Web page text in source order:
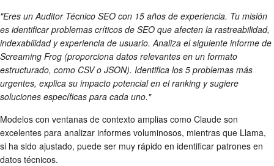
"Eres un Auditor Técnico SEO con 15 años de experiencia. Tu misión
es identificar problemas críticos de SEO que afecten la rastreabilidad,
indexabilidad y experiencia de usuario. Analiza el siguiente informe de
Screaming Frog (proporciona datos relevantes en un formato
estructurado, como CSV o JSON). Identifica los 5 problemas más
urgentes, explica su impacto potencial en el ranking y sugiere
soluciones específicas para cada uno."
Modelos con ventanas de contexto amplias como Claude son
excelentes para analizar informes voluminosos, mientras que Llama,
si ha sido ajustado, puede ser muy rápido en identificar patrones en
datos técnicos.